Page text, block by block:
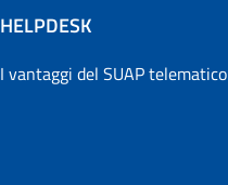
HELPDESK
I vantaggi del SUAP telematico